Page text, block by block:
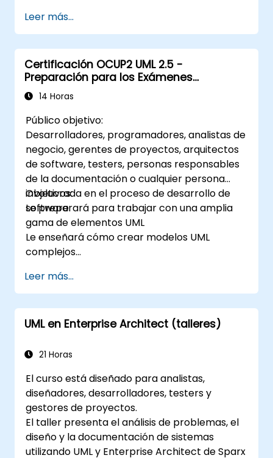
Leer más...
Certificación OCUP2 UML 2.5 -
Preparación para los Exámenes
Intermedios
14 Horas
Público objetivo:
Desarrolladores, programadores, analistas de
negocio, gerentes de proyectos, arquitectos
de software, testers, personas responsables
de la documentación o cualquier persona
involucrada en el proceso de desarrollo de
software.
Objetivos:
Le preparará para trabajar con una amplia
gama de elementos UML
Le enseñará cómo crear modelos UML
complejos
miembro calificado y senior de un equipo de
desarrollo UML.
Leer más...
UML en Enterprise Architect (talleres)
21 Horas
El curso está diseñado para analistas,
diseñadores, desarrolladores, testers y
gestores de proyectos.
El taller presenta el análisis de problemas, el
diseño y la documentación de sistemas
utilizando UML y Enterprise Architect de Sparx